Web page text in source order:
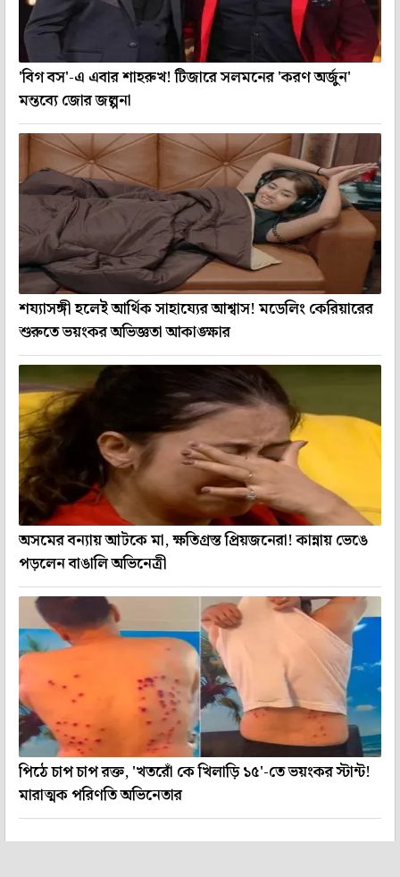
'বিগ বস'-এ এবার শাহরুখ! টিজারে সলমনের 'করণ অর্জুন'
মন্তব্যে জোর জল্পনা
শয্যাসঙ্গী হলেই আর্থিক সাহায্যের আশ্বাস! মডেলিং কেরিয়ারের
শুরুতে ভয়ংকর অভিজ্ঞতা আকাঙ্ক্ষার
অসমের বন্যায় আটকে মা, ক্ষতিগ্রস্ত প্রিয়জনেরা! কান্নায় ভেঙে
পড়লেন বাঙালি অভিনেত্রী
পিঠে চাপ চাপ রক্ত, 'খতরোঁ কে খিলাড়ি ১৫'-তে ভয়ংকর স্টান্ট!
মারাত্মক পরিণতি অভিনেতার